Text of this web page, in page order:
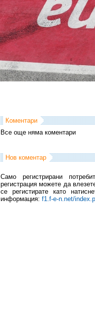
Коментари
Все още няма коментари
Нов коментар
Само регистрирани
регистрация можете да
се регистирате като
информация: f1.f-e-n.net/